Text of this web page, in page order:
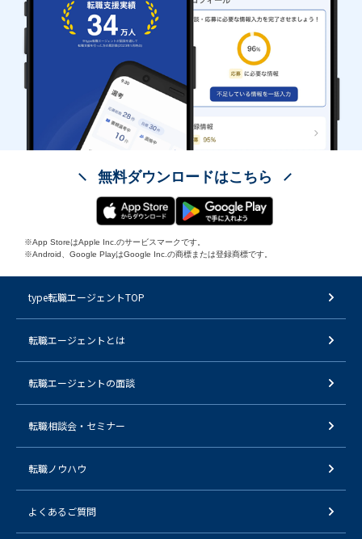
無料ダウンロードはこちら
※App StoreはApple Inc.のサービスマークです。
※Android、Google PlayはGoogle Inc.の商標または登録商標です。
type転職エージェントTOP
転職エージェントとは
転職エージェントの面談
転職相談会・セミナー
転職ノウハウ
よくあるご質問